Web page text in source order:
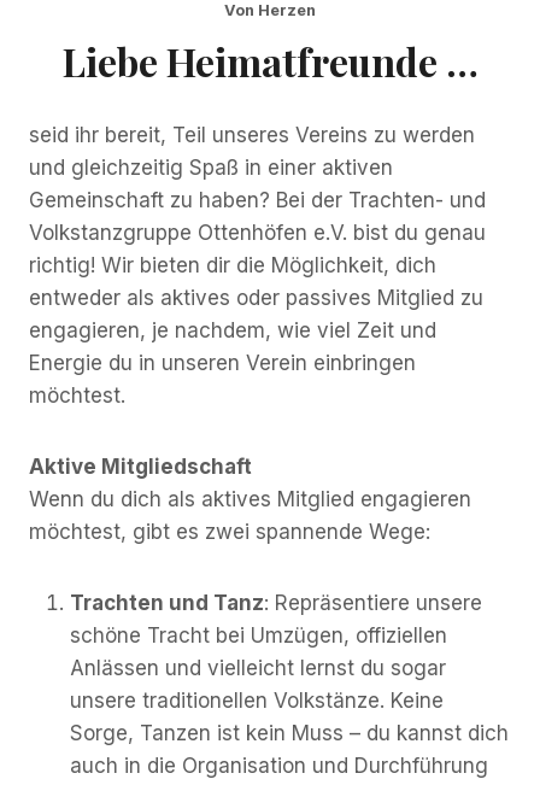
Von Herzen
Liebe Heimatfreunde …
seid ihr bereit, Teil unseres Vereins zu werden
und gleichzeitig Spaß in einer aktiven
Gemeinschaft zu haben? Bei der Trachten- und
Volkstanzgruppe Ottenhöfen e.V. bist du genau
richtig! Wir bieten dir die Möglichkeit, dich
entweder als aktives oder passives Mitglied zu
engagieren, je nachdem, wie viel Zeit und
Energie du in unseren Verein einbringen
möchtest.
Aktive Mitgliedschaft
Wenn du dich als aktives Mitglied engagieren
möchtest, gibt es zwei spannende Wege:
Trachten und Tanz: Repräsentiere unsere
schöne Tracht bei Umzügen, offiziellen
Anlässen und vielleicht lernst du sogar
unsere traditionellen Volkstänze. Keine
Sorge, Tanzen ist kein Muss – du kannst dich
auch in die Organisation und Durchführung